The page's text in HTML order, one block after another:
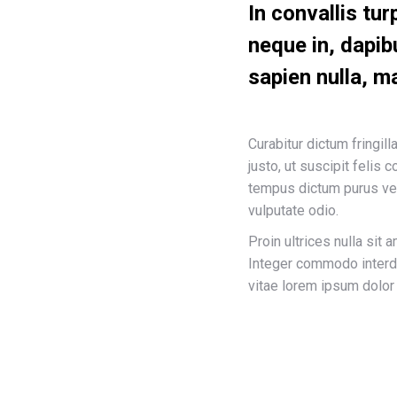
In convallis
neque in,
sapien nulla,
Curabitur dictum
justo, ut suscipit felis
tempus dictum purus
vulputate odio.
Proin ultrices nulla sit
Integer commodo
vitae lorem ipsum